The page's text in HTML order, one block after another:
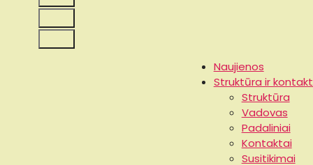
Naujienos
Struktūra ir
Struktūra
Vadovas
Padaliniai
Kontaktai
Susitikimai